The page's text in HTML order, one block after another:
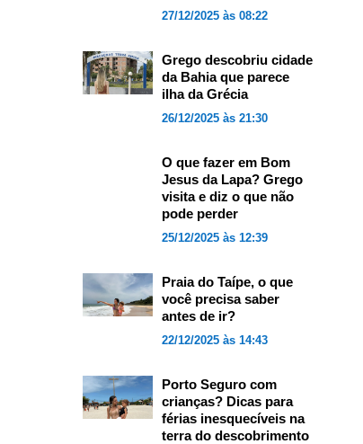
27/12/2025 às 08:22
Grego descobriu cidade
da Bahia que parece
ilha da Grécia
26/12/2025 às 21:30
O que fazer em Bom
Jesus da Lapa? Grego
visita e diz o que não
pode perder
25/12/2025 às 12:39
Praia do Taípe, o que
você precisa saber
antes de ir?
22/12/2025 às 14:43
Porto Seguro com
crianças? Dicas para
férias inesquecíveis na
terra do descobrimento